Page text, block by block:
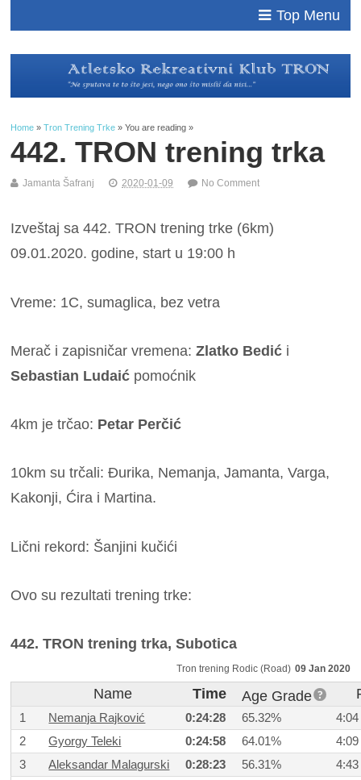
Top Menu
Home »Tron Trening Trke » You are reading »
442. TRON trening trka
Jamanta Šafranj 2020-01-09 No Comment
Izveštaj sa 442. TRON trening trke (6km)
09.01.2020. godine, start u 19:00 h
Vreme: 1C, sumaglica, bez vetra
Merač i zapisničar vremena:Zlatko Bedić i
Sebastian Ludaić pomoćnik
4km je trčao: Petar Perčić
10km su trčali: Đurika, Nemanja, Jamanta, Varga,
Kakonji, Ćira i Martina.
Lični rekord: Šanjini kučići
Ovo su rezultati trening trke:
442. TRON trening trka, Subotica
09 Jan 2020
Tron trening Rodic (Road)
Name Time Age Grade
1 Nemanja Rajković 0:24:28 65.32%
2
Gyorgy Teleki 0:24:58 64.01%
3
Aleksandar Malagurski 0:28:23 56.31%